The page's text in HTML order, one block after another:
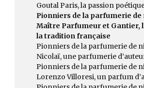
Goutal Paris, la passion
Pionniers de la parfumerie de
Maître Parfumeur et Gantier,
la tradition française
Pionniers de la parfumerie de
Nicolaï, une parfumerie
Pionniers de la parfumerie de
Lorenzo Villoresi, un parfum